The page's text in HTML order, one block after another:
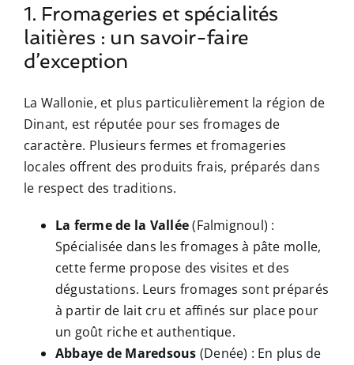
1. Fromageries et spécialités
laitières : un savoir-faire
d’exception
La Wallonie, et plus particulièrement la région de
Dinant, est réputée pour ses fromages de
caractère. Plusieurs fermes et fromageries
locales offrent des produits frais, préparés dans
le respect des traditions.
La ferme de la Vallée(Falmignoul) :
Spécialisée dans les fromages à pâte molle,
cette ferme propose des visites et des
dégustations. Leurs fromages sont préparés
à partir de lait cru et affinés sur place pour
un goût riche et authentique.
Abbaye de Maredsous (Denée) : En plus de